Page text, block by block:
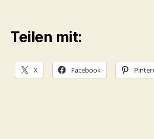
Teilen mit:
X Facebook